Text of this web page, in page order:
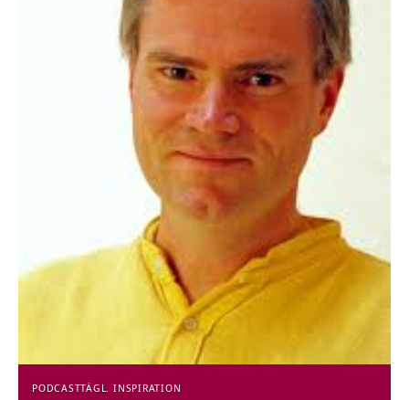
PODCASTTÄGL. INSPIRATION